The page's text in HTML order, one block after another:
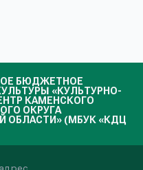
БЮДЖЕТНОЕ
«КУЛЬТУРНО-
КАМЕНСКОГО
ОКРУГА
ОБЛАСТИ» (МБУК «КДЦ